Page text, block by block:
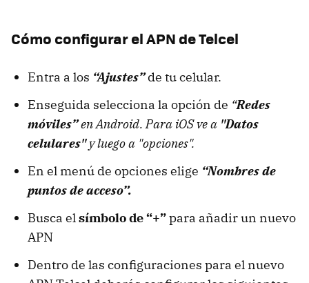
Cómo configurar el APN de Telcel
Entra a los “Ajustes”de tu celular.
Enseguida selecciona la opción de “Redes
móviles”en Android. Para iOS ve a "Datos
celulares"y luego a "opciones".
En el menú de opciones elige “Nombres de
puntos de acceso”.
Busca elsímbolo de “+”para añadir un nuevo
APN
Dentro de las configuraciones para el nuevo